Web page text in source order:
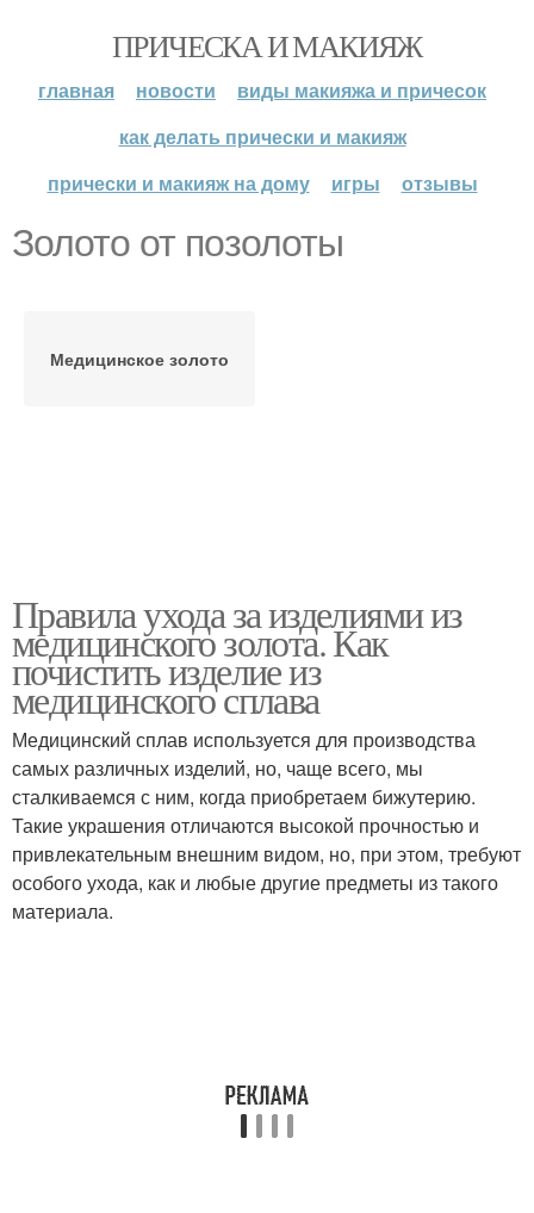
ПРИЧЕСКА И МАКИЯЖ
главная новости
виды макияжа и причесок
как делать прически и макияж
прически и макияж на дому
игры отзывы
Золото от позолоты
Медицинское золото
Правила ухода за изделиями из
медицинского золота. Как
почистить изделие из
медицинского сплава
Медицинский сплав используется для производства
самых различных изделий, но, чаще всего, мы
сталкиваемся с ним, когда приобретаем бижутерию.
Такие украшения отличаются высокой прочностью и
привлекательным внешним видом, но, при этом, требуют
особого ухода, как и любые другие предметы из такого
материала.